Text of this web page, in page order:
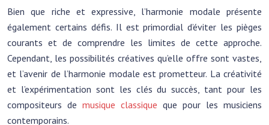
Bien que riche et expressive, l’harmonie modale présente
également certains défis. Il est primordial d’éviter les pièges
courants et de comprendre les limites de cette approche.
Cependant, les possibilités créatives qu’elle offre sont vastes,
et l’avenir de l’harmonie modale est prometteur. La créativité
et l’expérimentation sont les clés du succès, tant pour les
compositeurs de musique classique que pour les musiciens
contemporains.